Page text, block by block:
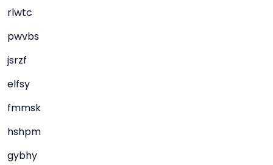
rlwtc
pwvbs
jsrzf
elfsy
fmmsk
hshpm
gybhy